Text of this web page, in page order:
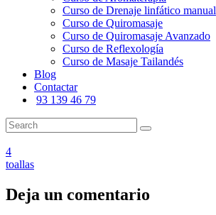
Curso de Drenaje linfático manual
Curso de Quiromasaje
Curso de Quiromasaje Avanzado
Curso de Reflexología
Curso de Masaje Tailandés
Blog
Contactar
93 139 46 79
4
toallas
Deja un comentario